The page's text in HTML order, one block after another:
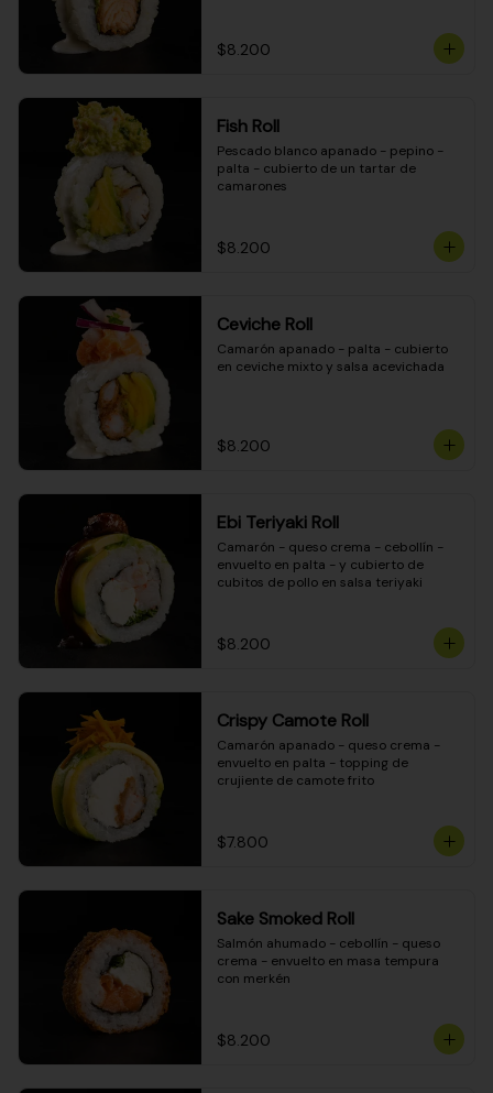
$8.200
Fish Roll
Pescado blanco apanado - pepino -
palta - cubierto de un tartar de
camarones
$8.200
Ceviche Roll
Camarón apanado - palta - cubierto
en ceviche mixto y salsa acevichada
$8.200
Ebi Teriyaki Roll
Camarón - queso crema - cebollín -
envuelto en palta - y cubierto de
cubitos de pollo en salsa teriyaki
$8.200
Crispy Camote Roll
Camarón apanado - queso crema -
envuelto en palta - topping de
crujiente de camote frito
$7.800
Sake Smoked Roll
Salmón ahumado - cebollín - queso
crema - envuelto en masa tempura
con merkén
$8.200